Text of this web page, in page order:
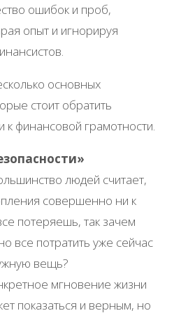
ошибок и проб,
опыт и игнорируя
основных
стоит обратить
к финансовой грамотности.
людей считает,
совершенно ни к
потеряешь, так зачем
все потратить уже сейчас
вещь?
мгновение жизни
показаться и верным, но